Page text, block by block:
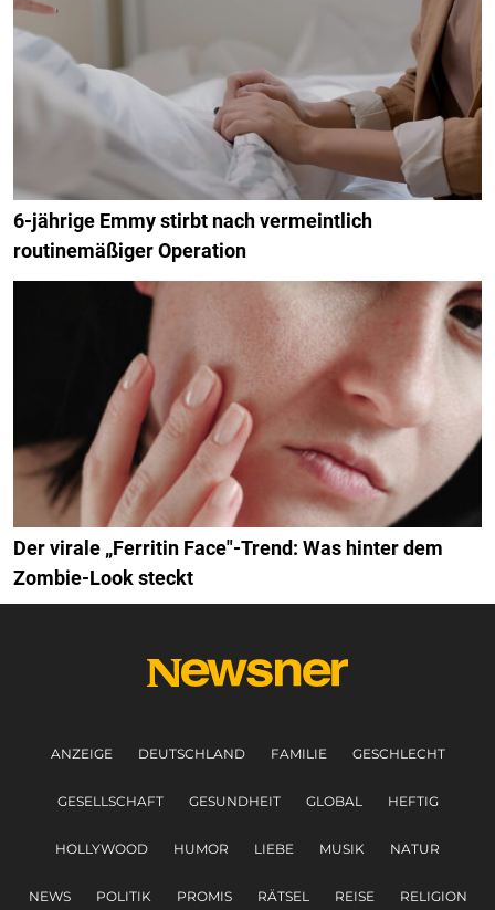
6-jährige Emmy stirbt nach vermeintlich
routinemäßiger Operation
Der virale „Ferritin Face"-Trend: Was hinter dem
Zombie-Look steckt
ANZEIGE DEUTSCHLAND FAMILIE GESCHLECHT
GESELLSCHAFT GESUNDHEIT GLOBAL HEFTIG
HOLLYWOOD HUMOR LIEBE MUSIK NATUR
NEWS POLITIK PROMIS RÄTSEL REISE RELIGION